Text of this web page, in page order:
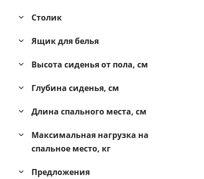
Столик
Ящик для белья
Высота сиденья от пола, см
Глубина сиденья, см
Длина спального места, см
Максимальная нагрузка на
спальное место, кг
Предложения